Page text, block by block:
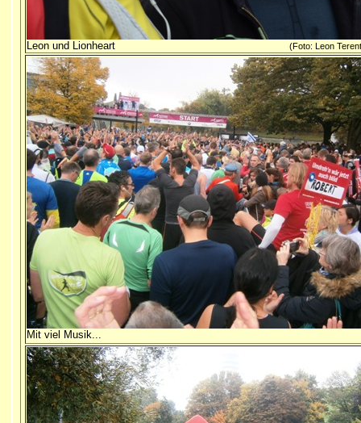
Leon und Lionheart (Foto: Leon
Mit viel Musik...